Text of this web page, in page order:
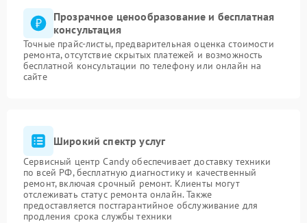
Прозрачное ценообразование и бесплатная
консультация
Точные прайс-листы, предварительная оценка стоимости
ремонта, отсутствие скрытых платежей и возможность
бесплатной консультации по телефону или онлайн на
сайте
Широкий спектр услуг
Сервисный центр Candy обеспечивает доставку техники
по всей РФ, бесплатную диагностику и качественный
ремонт, включая срочный ремонт. Клиенты могут
отслеживать статус ремонта онлайн. Также
предоставляется постгарантийное обслуживание для
продления срока службы техники